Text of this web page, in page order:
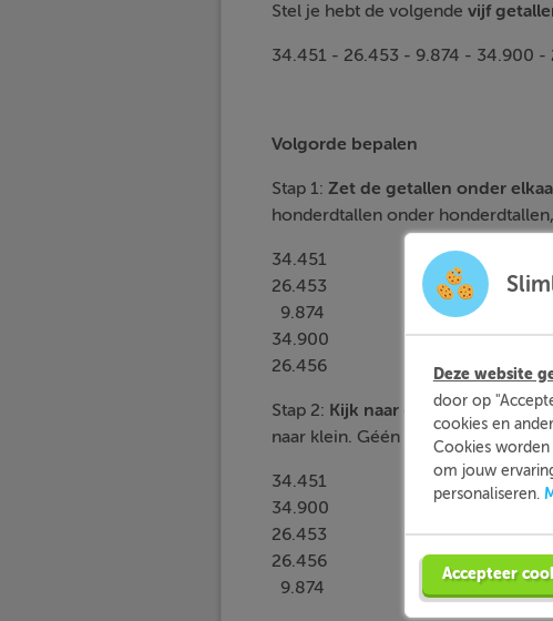
Stel je hebt de volgende vijf
34.451 - 26.453 - 9.874 - 34.900 -
Volgorde bepalen
Stap 1: Zet de getallen onder
honderdtallen onder
34.451
26.453
9.874
34.900
26.456
Stap 2: Kijk naar de
naar klein. Géén tienduizendtal
34.451
34.900
26.453
26.456
9.874
Deze website
door op
cookies en
Cookies
om jouw
personaliseren.
Accepteer